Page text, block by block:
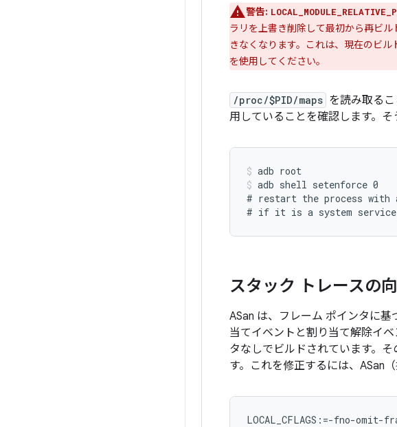
警告:
ラリを上書き削除して最初から再ビ
きなくなります。これは、現在のビ
を使用してください。
/proc/$PID/maps を読み取る
用していることを確認します。そ
adb root
adb shell setenforce 0
# restart the process
スタック トレースの
ASan は、フレーム ポインタに
当てイベントと割り当て解除イ
タなしでビルドされています。
す。これを修正するには、ASan
LOCAL_CFLAGS:=-fno-omit-